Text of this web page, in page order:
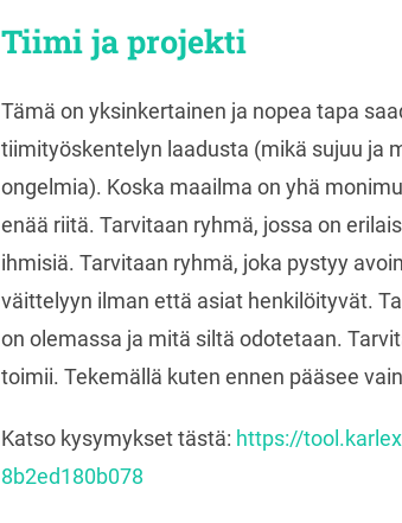
Tiimi ja projekti
Tämä on yksinkertainen ja nopea tapa
tiimityöskentelyn laadusta (mikä sujuu ja
ongelmia). Koska maailma on yhä
enää riitä. Tarvitaan ryhmä, jossa on
ihmisiä. Tarvitaan ryhmä, joka pystyy
väittelyyn ilman että asiat henkilöityvät.
on olemassa ja mitä siltä odotetaan.
toimii. Tekemällä kuten ennen pääsee
Katso kysymykset tästä: https://
8b2ed180b078